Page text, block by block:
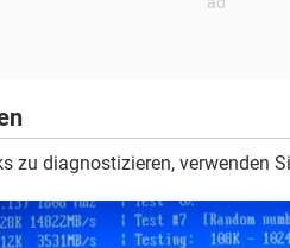
zu diagnostizieren, verwenden